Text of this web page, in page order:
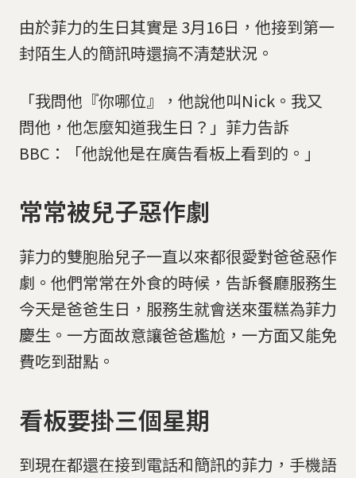
由於菲力的生日其實是 3月16日，他接到第一
封陌生人的簡訊時還搞不清楚狀況。
「我問他『你哪位』，他說他叫Nick。我又
問他，他怎麼知道我生日？」菲力告訴
BBC：「他說他是在廣告看板上看到的。」
常常被兒子惡作劇
菲力的雙胞胎兒子一直以來都很愛對爸爸惡作
劇。他們常常在外食的時候，告訴餐廳服務生
今天是爸爸生日，服務生就會送來蛋糕為菲力
慶生。一方面故意讓爸爸尷尬，一方面又能免
費吃到甜點。
看板要掛三個星期
到現在都還在接到電話和簡訊的菲力，手機語